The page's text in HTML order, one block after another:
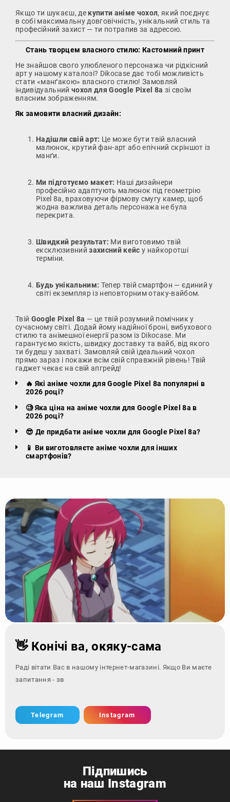
Якщо ти шукаєш, де купити аніме чохол, який поєднує
в собі максимальну довговічність, унікальний стиль та
професійний захист — ти потрапив за адресою.
Стань творцем власного стилю: Кастомний принт
Не знайшов свого улюбленого персонажа чи рідкісний
арт у нашому каталозі? Dikocase дає тобі можливість
стати «манґакою» власного стилю! Замовляй
індивідуальнийчохол для Google Pixel 8a зі своїм
власним зображенням.
Як замовити власний дизайн:
Надішли свій арт: Це може бути твій власний
малюнок, крутий фан-арт або епічний скріншот із
манґи.
Ми підготуємо макет: Наші дизайнери
професійно адаптують малюнок під геометрію
Pixel 8a, враховуючи фірмову смугу камер, щоб
жодна важлива деталь персонажа не була
перекрита.
Швидкий результат: Ми виготовимо твій
ексклюзивнийзахисний кейс у найкоротші
терміни.
Будь унікальним: Тепер твій смартфон — єдиний у
світі екземпляр із неповторним отаку-вайбом.
Твій Google Pixel 8a — це твій розумний помічник у
сучасному світі. Додай йому надійної броні, вибухового
стилю та анімешної енергії разом із Dikocase. Ми
гарантуємо якість, швидку доставку та вайб, від якого
ти будеш у захваті. Замовляй свій ідеальний чохол
прямо зараз і покажи всім свій справжній рівень! Твій
гаджет чекає на свій апгрейд!
🔥 Які аніме чохли для Google Pixel 8a популярні в
2026 році?
🧐 Яка ціна на аніме чохли для Google Pixel 8a в
2026 році?
😎 Де придбати аніме чохли для Google Pixel 8a?
📱 Ви виготовляєте аніме чохли для інших
смартфонів?
👋 Конічі ва, окяку-сама
Раді вітати Вас в нашому інтернет-магазині. Якщо Ви маєте
запитання - зверніться за ко
Telegram Instagram
Підпишись
на наш Instagram